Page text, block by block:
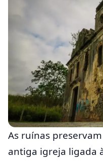
As ruínas
antiga igreja ligada